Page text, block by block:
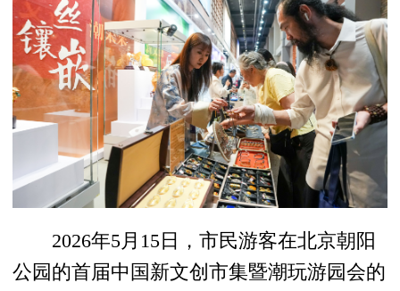
2026年5月15日，市民游客在北京朝阳
公园的首届中国新文创市集暨潮玩游园会的